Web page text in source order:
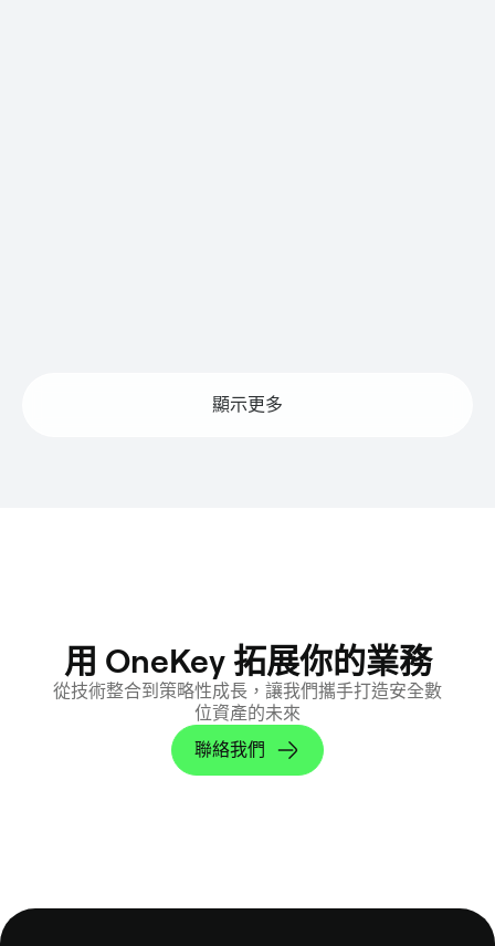
顯示更多
用 OneKey 拓展你的業務
從技術整合到策略性成長，讓我們攜手打造安全數
位資產的未來
聯絡我們
頁